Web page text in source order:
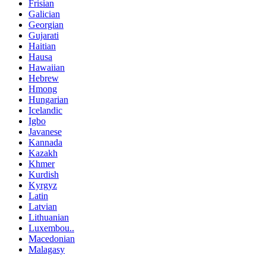
Frisian
Galician
Georgian
Gujarati
Haitian
Hausa
Hawaiian
Hebrew
Hmong
Hungarian
Icelandic
Igbo
Javanese
Kannada
Kazakh
Khmer
Kurdish
Kyrgyz
Latin
Latvian
Lithuanian
Luxembou..
Macedonian
Malagasy